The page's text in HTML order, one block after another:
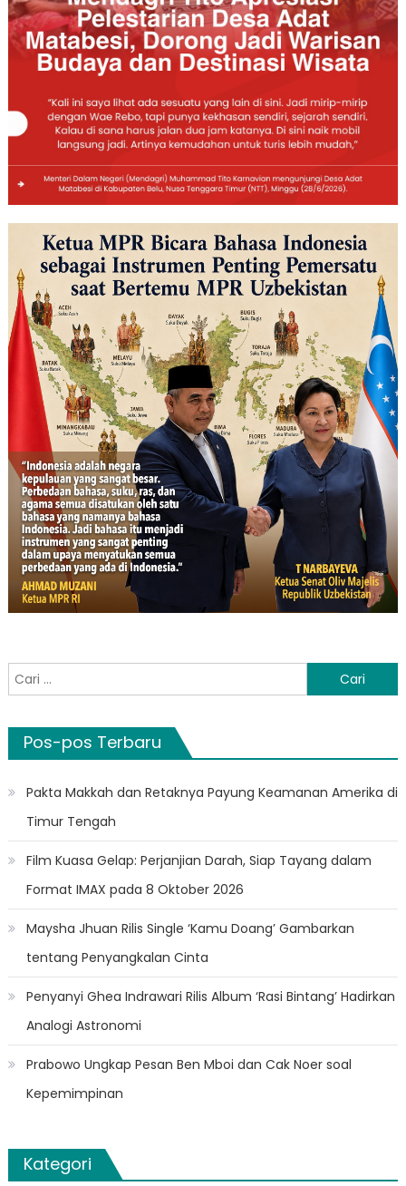
Cari
untuk:
Pos-pos Terbaru
Pakta Makkah dan Retaknya Payung Keamanan Amerika di
Timur Tengah
Film Kuasa Gelap: Perjanjian Darah, Siap Tayang dalam
Format IMAX pada 8 Oktober 2026
Maysha Jhuan Rilis Single ‘Kamu Doang’ Gambarkan
tentang Penyangkalan Cinta
Penyanyi Ghea Indrawari Rilis Album ‘Rasi Bintang’ Hadirkan
Analogi Astronomi
Prabowo Ungkap Pesan Ben Mboi dan Cak Noer soal
Kepemimpinan
Kategori